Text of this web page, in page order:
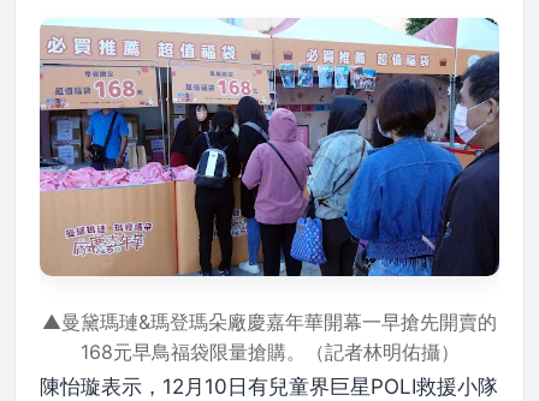
▲曼黛瑪璉&瑪登瑪朵廠慶嘉年華開幕一早搶先開賣的
168元早鳥福袋限量搶購。（記者林明佑攝）
陳怡璇表示，12月10日有兒童界巨星POLI救援小隊